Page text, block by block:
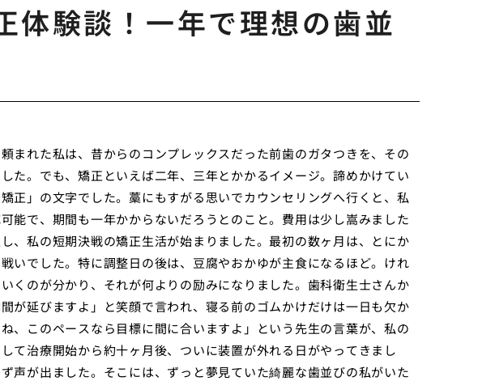
体験談！一年で理想の歯並
まれた私は、昔からのコンプレックスだった前歯のガタつきを、その
た。でも、矯正といえば二年、三年とかかるイメージ。諦めかけてい
正」の文字でした。藁にもすがる思いでカウンセリングへ行くと、私
能で、期間も一年かからないだろうとのこと。費用は少し嵩みました
、私の短期決戦の矯正生活が始まりました。最初の数ヶ月は、とにか
いでした。特に調整日の後は、豆腐やおかゆが主食になるほど。けれ
くのが分かり、それが何よりの励みになりました。歯科衛生士さんか
が延びますよ」と笑顔で言われ、寝る前のゴムかけだけは一日も欠か
、このペースなら目標に間に合いますよ」という先生の言葉が、私の
て治療開始から約十ヶ月後、ついに装置が外れる日がやってきまし
声が出ました。そこには、ずっと夢見ていた綺麗な歯並びの私がいた